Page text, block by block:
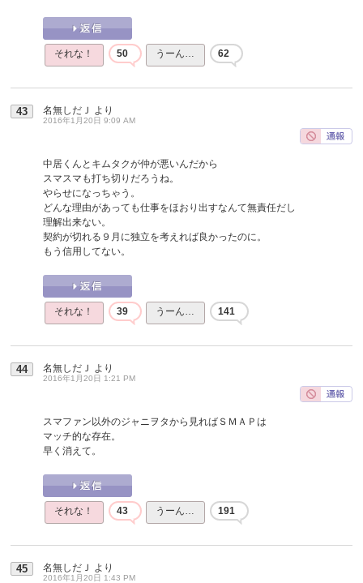
それな！ 50 うーん… 62
43 名無しだＪ より
2016年1月20日 9:09 AM
中居くんとキムタクが仲が悪いんだから
スマスマも打ち切りだろうね。
やらせになっちゃう。
どんな理由があっても仕事をほおり出すなんて無責任だし
理解出来ない。
契約が切れる９月に独立を考えれば良かったのに。
もう信用してない。
それな！ 39 うーん… 141
44 名無しだＪ より
2016年1月20日 1:21 PM
スマファン以外のジャニヲタから見ればＳＭＡＰは
マッチ的な存在。
早く消えて。
それな！ 43 うーん… 191
45 名無しだＪ より
2016年1月20日 1:43 PM